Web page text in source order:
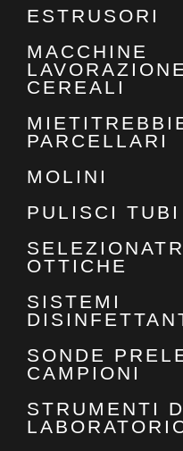
ESTRUSORI
MACCHINE
LAVORAZIONE
CEREALI
PARCELLARI
MOLINI
PULISCI TUBI
OTTICHE
SISTEMI
SONDE
CAMPIONI
STRUMENTI